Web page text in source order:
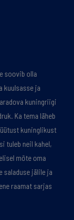
soovib olla
kuulsasse ja
kuningriigi
Ka tema läheb
kuninglikust
tuleb neil kahel,
mõte oma
saladuse jälile ja
raamat sarjas